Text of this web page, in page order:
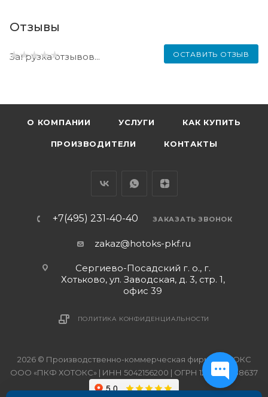
Отзывы
ОСТАВИТЬ ОТЗЫВ
Загрузка отзывов...
О КОМПАНИИ УСЛУГИ КАК КУПИТЬ
ПРОИЗВОДИТЕЛИ КОНТАКТЫ
+7(495) 231-40-40 ЗАКАЗАТЬ ЗВОНОК
zakaz@hotoks-pkf.ru
Сергиево-Посадский г. о., г.
Хотьково, ул. Заводская, д. 3, стр. 1,
офис 39
ПОЛИТИКА КОНФИДЕНЦИАЛЬНОСТИ
2026 © Производственно-коммерческая фирма ХОТОКС
ООО «ПКФ ХОТОКС» | ИНН 5042156200 | ОГРН 1215000038637